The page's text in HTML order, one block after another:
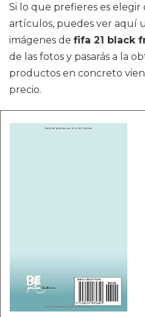
Si lo que prefieres es elegir
artículos, puedes ver aquí
imágenes de fifa 21 black
de las fotos y pasarás a la
productos en concreto
precio.